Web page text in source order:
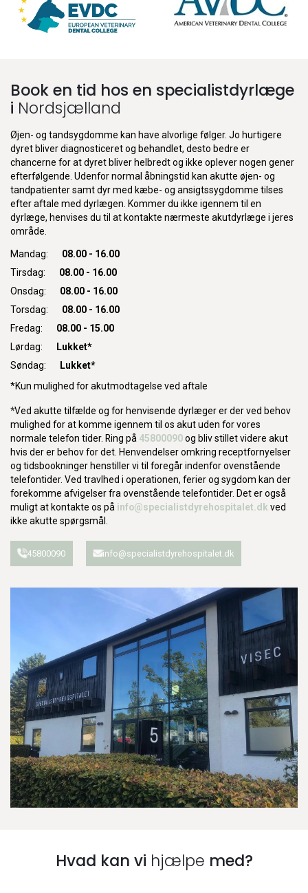
Book en tid hos en specialistdyrlæge
i Nordsjælland
Øjen- og tandsygdomme kan have alvorlige følger. Jo hurtigere
dyret bliver diagnosticeret og behandlet, desto bedre er
chancerne for at dyret bliver helbredt og ikke oplever nogen gener
efterfølgende. Udenfor normal åbningstid kan akutte øjen- og
tandpatienter samt dyr med kæbe- og ansigtssygdomme tilses
efter aftale med dyrlægen. Kommer du ikke igennem til en
dyrlæge, henvises du til at kontakte nærmeste akutdyrlæge i jeres
område.
Mandag:
08.00 - 16.00
Tirsdag:
08.00 - 16.00
Onsdag:
08.00 - 16.00
Torsdag:
08.00 - 16.00
Fredag:
08.00 - 15.00
Lørdag:
Lukket*
Søndag:
Lukket*
*Kun mulighed for akutmodtagelse ved aftale
*Ved akutte tilfælde og for henvisende dyrlæger er der ved behov
mulighed for at komme igennem til os akut uden for vores
normale telefon tider. Ring på 45800090og bliv stillet videre akut
hvis der er behov for det. Henvendelser omkring receptfornyelser
og tidsbookninger henstiller vi til foregår indenfor ovenstående
telefontider. Ved travlhed i operationen, ferier og sygdom kan der
forekomme afvigelser fra ovenstående telefontider. Det er også
muligt at kontakte os på info@specialistdyrehospitalet.dk ved
ikke akutte spørgsmål.
45800090 info@specialistdyrehospitalet.dk
Hvad kan vi hjælpe med?